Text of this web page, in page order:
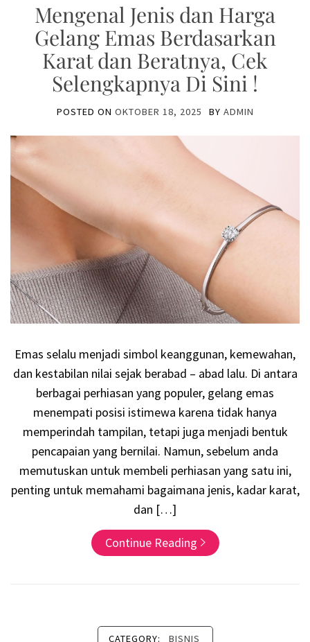
Mengenal Jenis dan Harga
Gelang Emas Berdasarkan
Karat dan Beratnya, Cek
Selengkapnya Di Sini !
POSTED ON OKTOBER 18, 2025 BY ADMIN
Emas selalu menjadi simbol keanggunan, kemewahan,
dan kestabilan nilai sejak berabad – abad lalu. Di antara
berbagai perhiasan yang populer, gelang emas
menempati posisi istimewa karena tidak hanya
memperindah tampilan, tetapi juga menjadi bentuk
pencapaian yang bernilai. Namun, sebelum anda
memutuskan untuk membeli perhiasan yang satu ini,
penting untuk memahami bagaimana jenis, kadar karat,
dan […]
Continue Reading
CATEGORY: BISNIS